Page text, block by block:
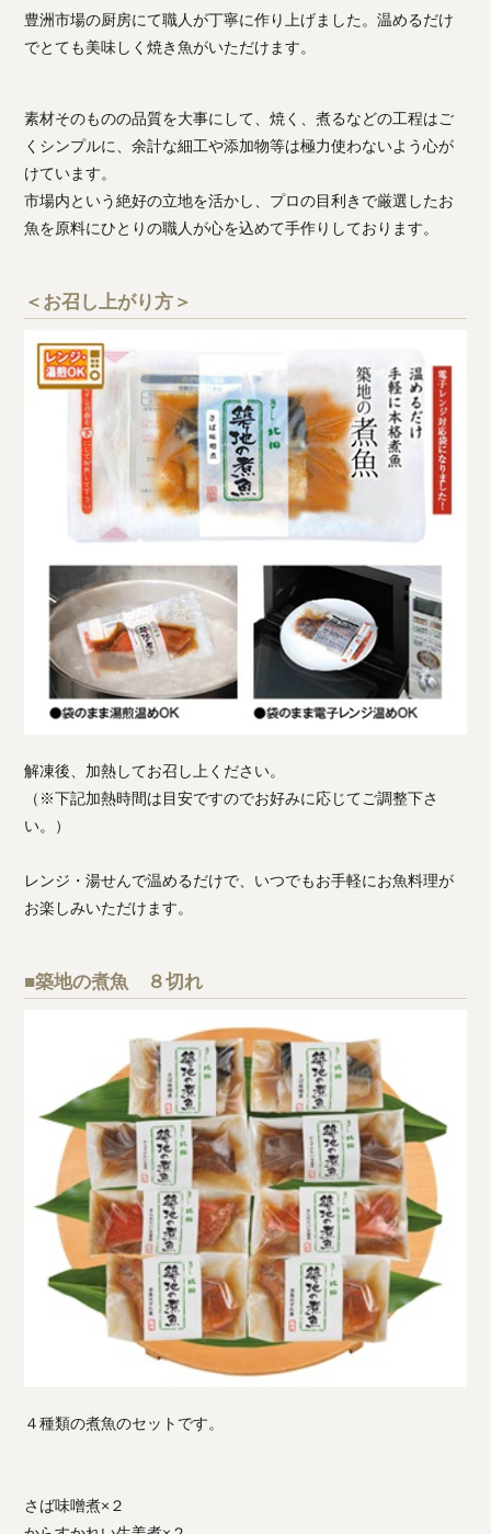
豊洲市場の厨房にて職人が丁寧に作り上げました。温めるだけ
でとても美味しく焼き魚がいただけます。
素材そのものの品質を大事にして、焼く、煮るなどの工程はご
くシンプルに、余計な細工や添加物等は極力使わないよう心が
けています。
市場内という絶好の立地を活かし、プロの目利きで厳選したお
魚を原料にひとりの職人が心を込めて手作りしております。
＜お召し上がり方＞
解凍後、加熱してお召し上ください。
（※下記加熱時間は目安ですのでお好みに応じてご調整下さ
い。）
レンジ・湯せんで温めるだけで、いつでもお手軽にお魚料理が
お楽しみいただけます。
■築地の煮魚 ８切れ
４種類の煮魚のセットです。
さば味噌煮×２